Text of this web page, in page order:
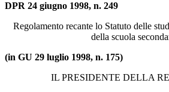
DPR 24 giugno 1998, n. 249
Regolamento recante lo Statuto delle
della scuola
(in GU 29 luglio 1998, n. 175)
IL PRESIDENTE DELLA